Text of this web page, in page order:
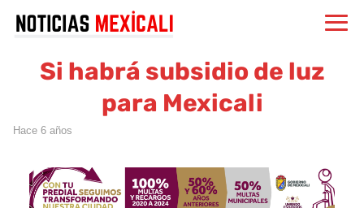
Si habrá subsidio de luz
para Mexicali
hace 6 años